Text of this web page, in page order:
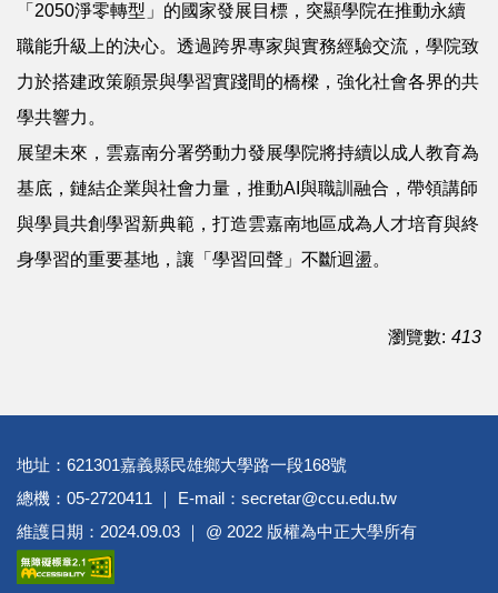
「2050淨零轉型」的國家發展目標，突顯學院在推動永續
職能升級上的決心。透過跨界專家與實務經驗交流，學院致
力於搭建政策願景與學習實踐間的橋樑，強化社會各界的共
學共響力。
展望未來，雲嘉南分署勞動力發展學院將持續以成人教育為
基底，鏈結企業與社會力量，推動AI與職訓融合，帶領講師
與學員共創學習新典範，打造雲嘉南地區成為人才培育與終
身學習的重要基地，讓「學習回聲」不斷迴盪。
瀏覽數: 413
地址：621301嘉義縣民雄鄉大學路一段168號
總機：05-2720411 ｜ E-mail：secretar@ccu.edu.tw
維護日期：2024.09.03 ｜ @ 2022 版權為中正大學所有